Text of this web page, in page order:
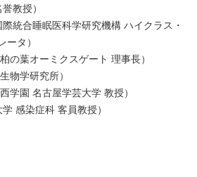
教授）
統合睡眠医科学研究機構 ハイクラス・
ータ）
の葉オーミクスゲート 理事長）
物学研究所）
学園 名古屋学芸大学 教授）
感染症科 客員教授）